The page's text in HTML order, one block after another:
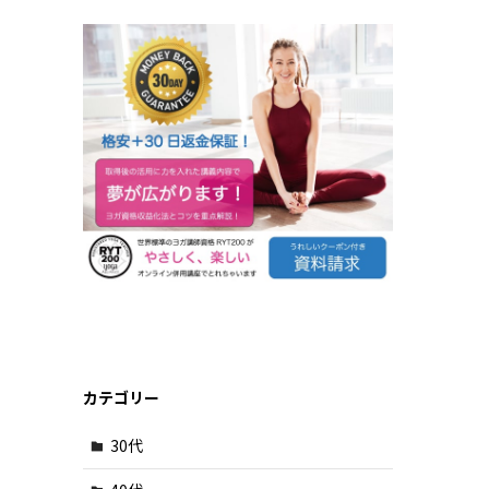
カテゴリー
30代